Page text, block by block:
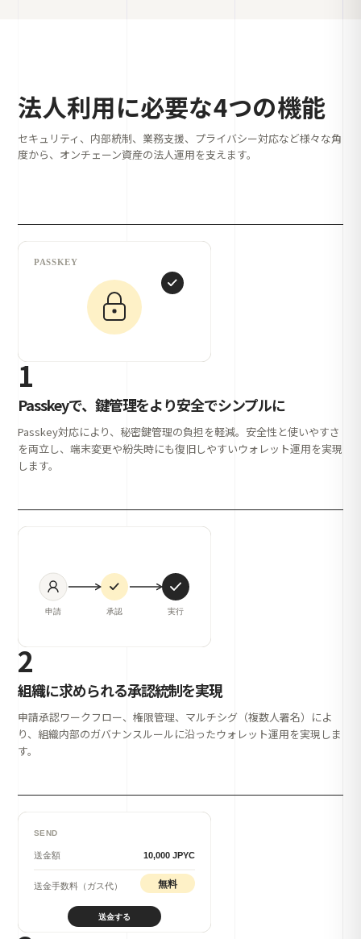
法人利用に必要な4つの機能
セキュリティ、内部統制、業務支援、プライバシー対応など様々な角
度から、オンチェーン資産の法人運用を支えます。
1
Passkeyで、鍵管理をより安全でシンプルに
Passkey対応により、秘密鍵管理の負担を軽減。安全性と使いやすさ
を両立し、端末変更や紛失時にも復旧しやすいウォレット運用を実現
します。
2
組織に求められる承認統制を実現
申請承認ワークフロー、権限管理、マルチシグ（複数人署名）によ
り、組織内部のガバナンスルールに沿ったウォレット運用を実現しま
す。